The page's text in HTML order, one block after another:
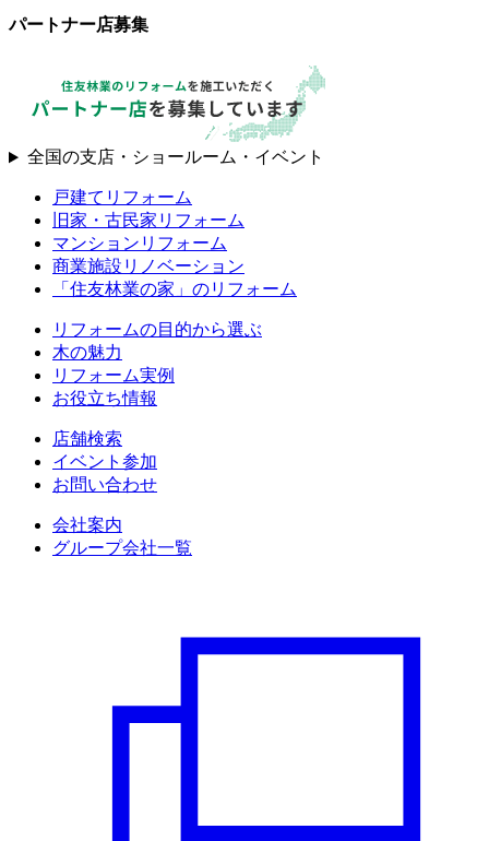
パートナー店募集
全国の支店・ショールーム・イベント
戸建てリフォーム
旧家・古民家リフォーム
マンションリフォーム
商業施設リノベーション
「住友林業の家」のリフォーム
リフォームの目的から選ぶ
木の魅力
リフォーム実例
お役立ち情報
店舗検索
イベント参加
お問い合わせ
会社案内
グループ会社一覧